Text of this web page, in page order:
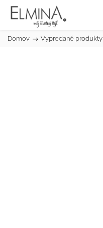
Domov / Vypredané produkty